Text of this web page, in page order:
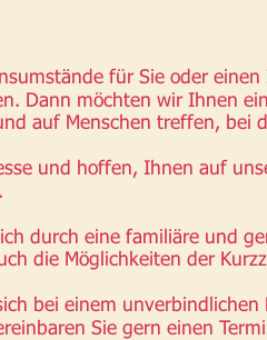
für Sie oder
Dann möchten wir Ihnen
auf Menschen treffen, bei
und hoffen, Ihnen auf
durch eine familiäre und
die Möglichkeiten der
bei einem
Sie gern einen